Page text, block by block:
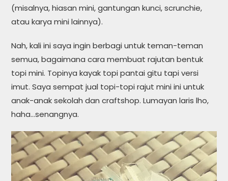
(misalnya, hiasan mini, gantungan kunci, scrunchie,
atau karya mini lainnya).
Nah, kali ini saya ingin berbagi untuk teman-teman
semua, bagaimana cara membuat rajutan bentuk
topi mini. Topinya kayak topi pantai gitu tapi versi
imut. Saya sempat jual topi-topi rajut mini ini untuk
anak-anak sekolah dan craftshop. Lumayan laris lho,
haha…senangnya.